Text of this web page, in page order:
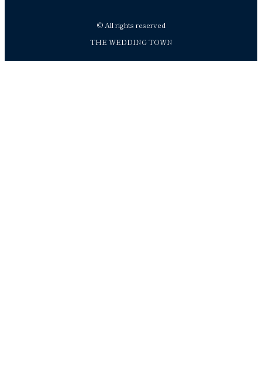
© All rights reserved
THE WEDDING TOWN